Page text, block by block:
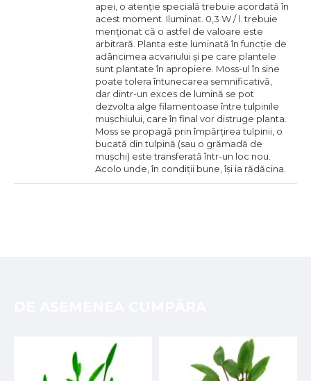
apei, o atenție specială trebuie acordată în
acest moment. Iluminat. 0,3 W / l. trebuie
menționat că o astfel de valoare este
arbitrară. Planta este luminată în funcție de
adâncimea acvariului și pe care plantele
sunt plantate în apropiere. Moss-ul în sine
poate tolera întunecarea semnificativă,
dar dintr-un exces de lumină se pot
dezvolta alge filamentoase între tulpinile
mușchiului, care în final vor distruge planta.
Moss se propagă prin împărțirea tulpinii, o
bucată din tulpină (sau o grămadă de
mușchi) este transferată într-un loc nou.
Acolo unde, în condiții bune, își ia rădăcina.